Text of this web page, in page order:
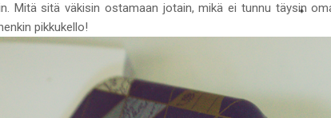
Mitä sitä väkisin ostamaan jotain, mikä ei tunnu täysin
pikkukello!